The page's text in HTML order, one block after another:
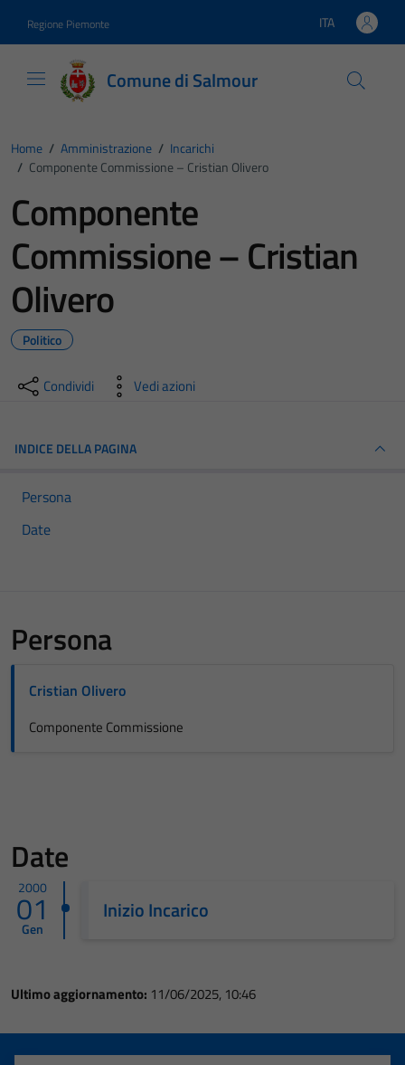
Regione Piemonte Lingua attiva:
ITA
Comune di Salmour
Home / Amministrazione / Incarichi
/ Componente Commissione – Cristian Olivero
Componente
Commissione – Cristian
Olivero
Politico
Condividi Vedi azioni
INDICE DELLA PAGINA
Persona
Date
Persona
Cristian Olivero
Componente Commissione
Date
2000
01
Gen
Inizio Incarico
Ultimo aggiornamento: 11/06/2025, 10:46